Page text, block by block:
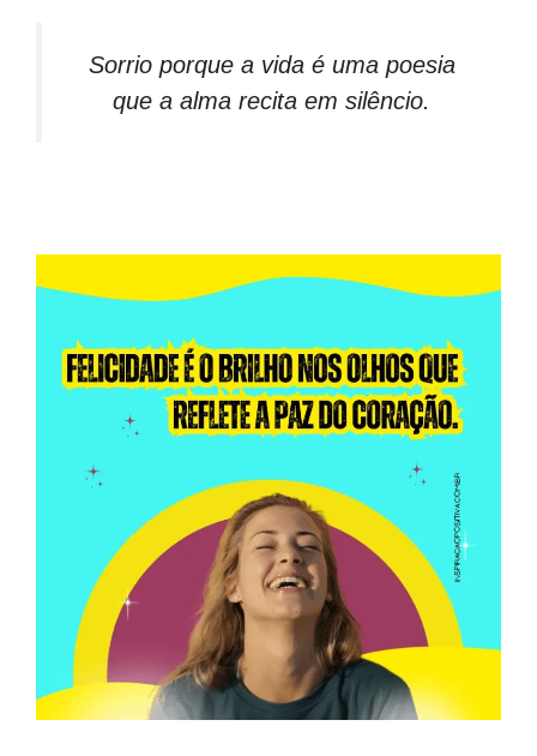
Sorrio porque a vida é uma poesia
que a alma recita em silêncio.